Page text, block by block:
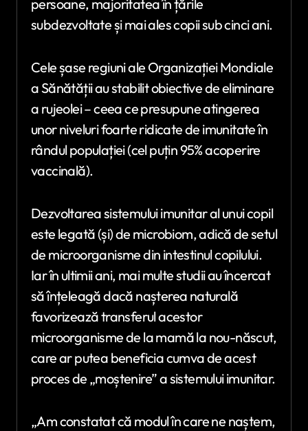
persoane, majoritatea în țările
subdezvoltate și mai ales copii sub cinci ani.
Cele șase regiuni ale Organizației Mondiale
a Sănătății au stabilit obiective de eliminare
a rujeolei – ceea ce presupune atingerea
unor niveluri foarte ridicate de imunitate în
rândul populației (cel puțin 95% acoperire
vaccinală).
Dezvoltarea sistemului imunitar al unui copil
este legată (și) de microbiom, adică de setul
de microorganisme din intestinul copilului.
Iar în ultimii ani, mai multe studii au încercat
să înțeleagă dacă nașterea naturală
favorizează transferul acestor
microorganisme de la mamă la nou-născut,
care ar putea beneficia cumva de acest
proces de „moștenire” a sistemului imunitar.
„Am constatat că modul în care ne naștem,